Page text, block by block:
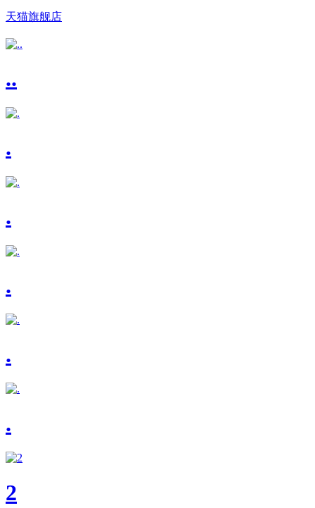
天猫旗舰店
..
.
.
.
.
.
2